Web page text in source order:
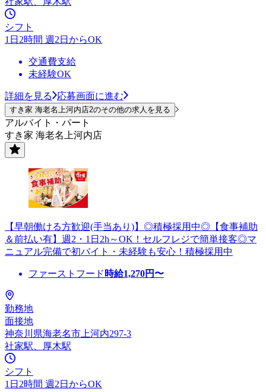
シフト
1日2時間 週2日からOK
交通費支給
未経験OK
詳細を見る 応募画面に進む
すき家 海老名上河内店2のその他の求人を見る
アルバイト・パート
すき家 海老名上河内店
【早朝働ける方歓迎(手当あり)】◎積極採用中◎【食事補助
＆前払い有】週2・1日2h～OK！セルフレジで簡単接客◎マ
ニュアル完備で初バイト・未経験も安心！積極採用中
ファーストフード 時給1,270円〜
勤務地
面接地
神奈川県海老名市上河内297-3
社家駅、厚木駅
シフト
1日2時間 週2日からOK